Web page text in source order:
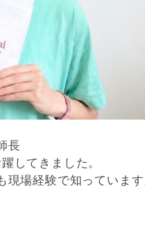
長
してきました。
現場経験で知っていま